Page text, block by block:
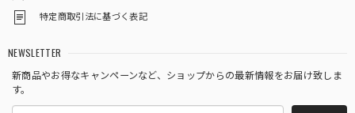
特定商取引法に基づく表記
NEWSLETTER
新商品やお得なキャンペーンなど、ショップからの最新情報をお届け致しま
す。